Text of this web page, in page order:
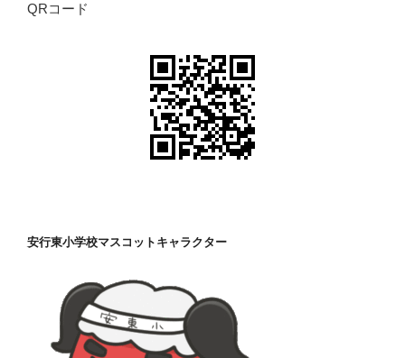
QRコード
安行東小学校マスコットキャラクター